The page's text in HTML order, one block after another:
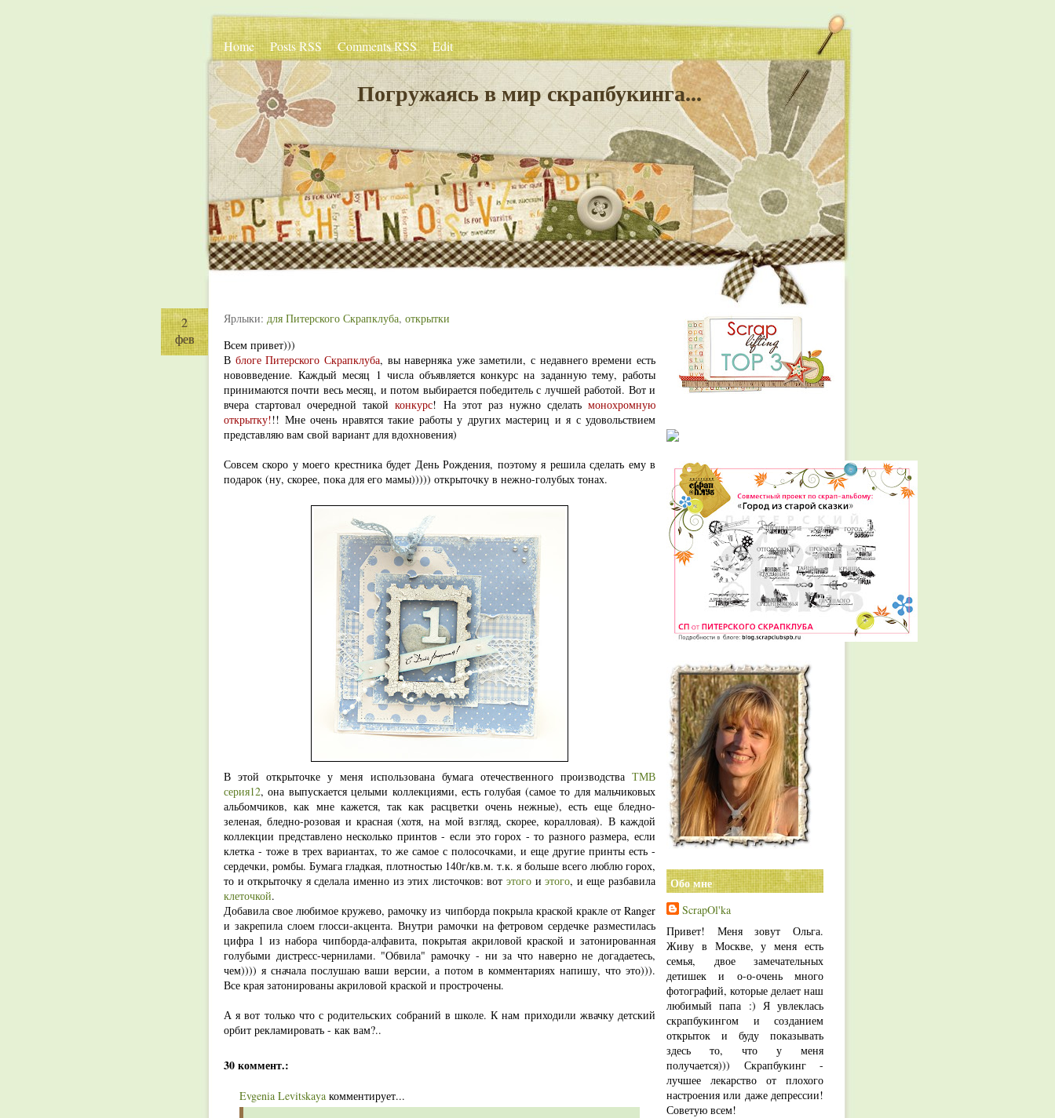
Home Posts RSS Comments RSS Edit
Погружаясь в мир скрапбукинга...
2
фев
2
фев
Ярлыки: для Питерского Скрапклуба, открытки
Всем привет)))
В блоге Питерского Скрапклуба, вы наверняка уже заметили, с недавнего времени есть
нововведение. Каждый месяц 1 числа объявляется конкурс на заданную тему, работы
принимаются почти весь месяц, и потом выбирается победитель с лучшей работой. Вот и
вчера стартовал очередной такойконкурс! На этот раз нужно сделатьмонохромную
открытку!!! Мне очень нравятся такие работы у других мастериц и я с удовольствием
представляю вам свой вариант для вдохновения)
Совсем скоро у моего крестника будет День Рождения, поэтому я решила сделать ему в
подарок (ну, скорее, пока для его мамы))))) открыточку в нежно-голубых тонах.
В этой открыточке у меня использована бумага отечественного производства ТМВ
серия12, она выпускается целыми коллекциями, есть голубая (самое то для мальчиковых
альбомчиков, как мне кажется, так как расцветки очень нежные), есть еще бледно-
зеленая, бледно-розовая и красная (хотя, на мой взгляд, скорее, коралловая). В каждой
коллекции представлено несколько принтов - если это горох - то разного размера, если
клетка - тоже в трех вариантах, то же самое с полосочками, и еще другие принты есть -
сердечки, ромбы. Бумага гладкая, плотностью 140г/кв.м. т.к. я больше всего люблю горох,
то и открыточку я сделала именно из этих листочков: вот этого иэтого, и еще разбавила
клеточкой.
Добавила свое любимое кружево, рамочку из чипборда покрыла краской кракле от Ranger
и закрепила слоем глосси-акцента. Внутри рамочки на фетровом сердечке разместилась
цифра 1 из набора чипборда-алфавита, покрытая акриловой краской и затонированная
голубыми дистресс-чернилами. "Обвила" рамочку - ни за что наверно не догадаетесь,
чем)))) я сначала послушаю ваши версии, а потом в комментариях напишу, что это))).
Все края затонированы акриловой краской и прострочены.
А я вот только что с родительских собраний в школе. К нам приходили жвачку детский
орбит рекламировать - как вам?..
30 коммент.:
Evgenia Levitskaya комментирует...
Обо мне
ScrapOl'ka
Привет! Меня зовут Ольга.
Живу в Москве, у меня есть
семья, двое замечательных
детишек и о-о-очень много
фотографий, которые делает наш
любимый папа :) Я увлеклась
скрапбукингом и созданием
открыток и буду показывать
здесь то, что у меня
получается))) Скрапбукинг -
лучшее лекарство от плохого
настроения или даже депрессии!
Советую всем!